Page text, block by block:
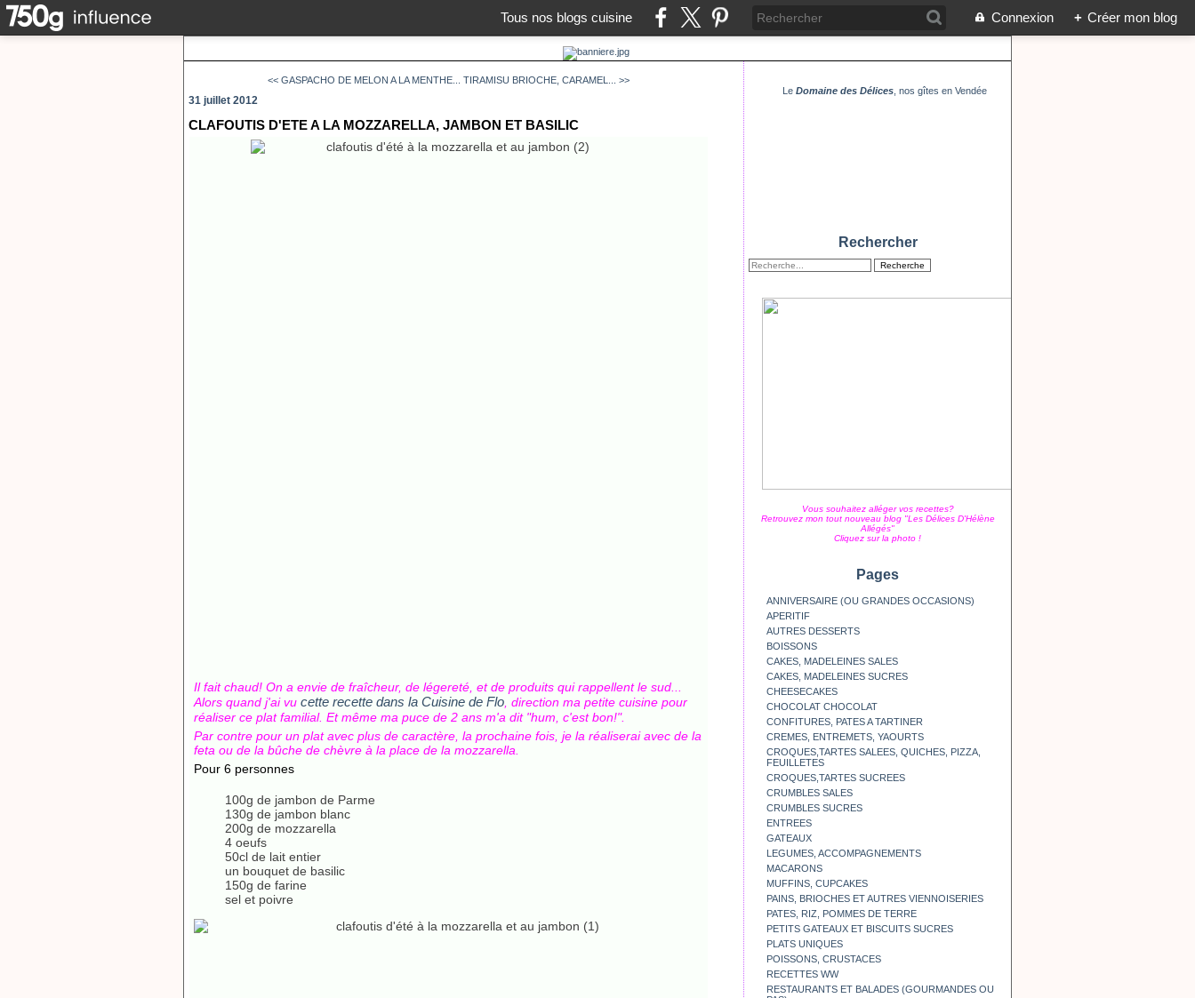
Tous nos blogs cuisine Connexion + Créer mon blog
<< GASPACHO DE MELON A LA MENTHE... TIRAMISU BRIOCHE, CARAMEL... >>
31 juillet 2012
CLAFOUTIS D'ETE A LA MOZZARELLA, JAMBON ET BASILIC
Il fait chaud! On a envie de fraîcheur, de légereté, et de produits qui rappellent le sud...
Alors quand j'ai vu cette recette dans la Cuisine de Flo , direction ma petite cuisine pour
réaliser ce plat familial. Et même ma puce de 2 ans m'a dit "hum, c'est bon!".
Par contre pour un plat avec plus de caractère, la prochaine fois, je la réaliserai avec de la
feta ou de la bûche de chèvre à la place de la mozzarella.
Pour 6 personnes
100g de jambon de Parme
130g de jambon blanc
200g de mozzarella
4 oeufs
50cl de lait entier
un bouquet de basilic
150g de farine
sel et poivre
Le Domaine des Délices, nos gîtes en Vendée
Rechercher
Vous souhaitez alléger vos recettes?
Retrouvez mon tout nouveau blog "Les Délices D'Hélène
Allégés"
Cliquez sur la photo !
Pages
ANNIVERSAIRE (OU GRANDES OCCASIONS)
APERITIF
AUTRES DESSERTS
BOISSONS
CAKES, MADELEINES SALES
CAKES, MADELEINES SUCRES
CHEESECAKES
CHOCOLAT CHOCOLAT
CONFITURES, PATES A TARTINER
CREMES, ENTREMETS, YAOURTS
CROQUES,TARTES SALEES, QUICHES, PIZZA,
FEUILLETES
CROQUES,TARTES SUCREES
CRUMBLES SALES
CRUMBLES SUCRES
ENTREES
GATEAUX
LEGUMES, ACCOMPAGNEMENTS
MACARONS
MUFFINS, CUPCAKES
PAINS, BRIOCHES ET AUTRES VIENNOISERIES
PATES, RIZ, POMMES DE TERRE
PETITS GATEAUX ET BISCUITS SUCRES
PLATS UNIQUES
POISSONS, CRUSTACES
RECETTES WW
RESTAURANTS ET BALADES (GOURMANDES OU